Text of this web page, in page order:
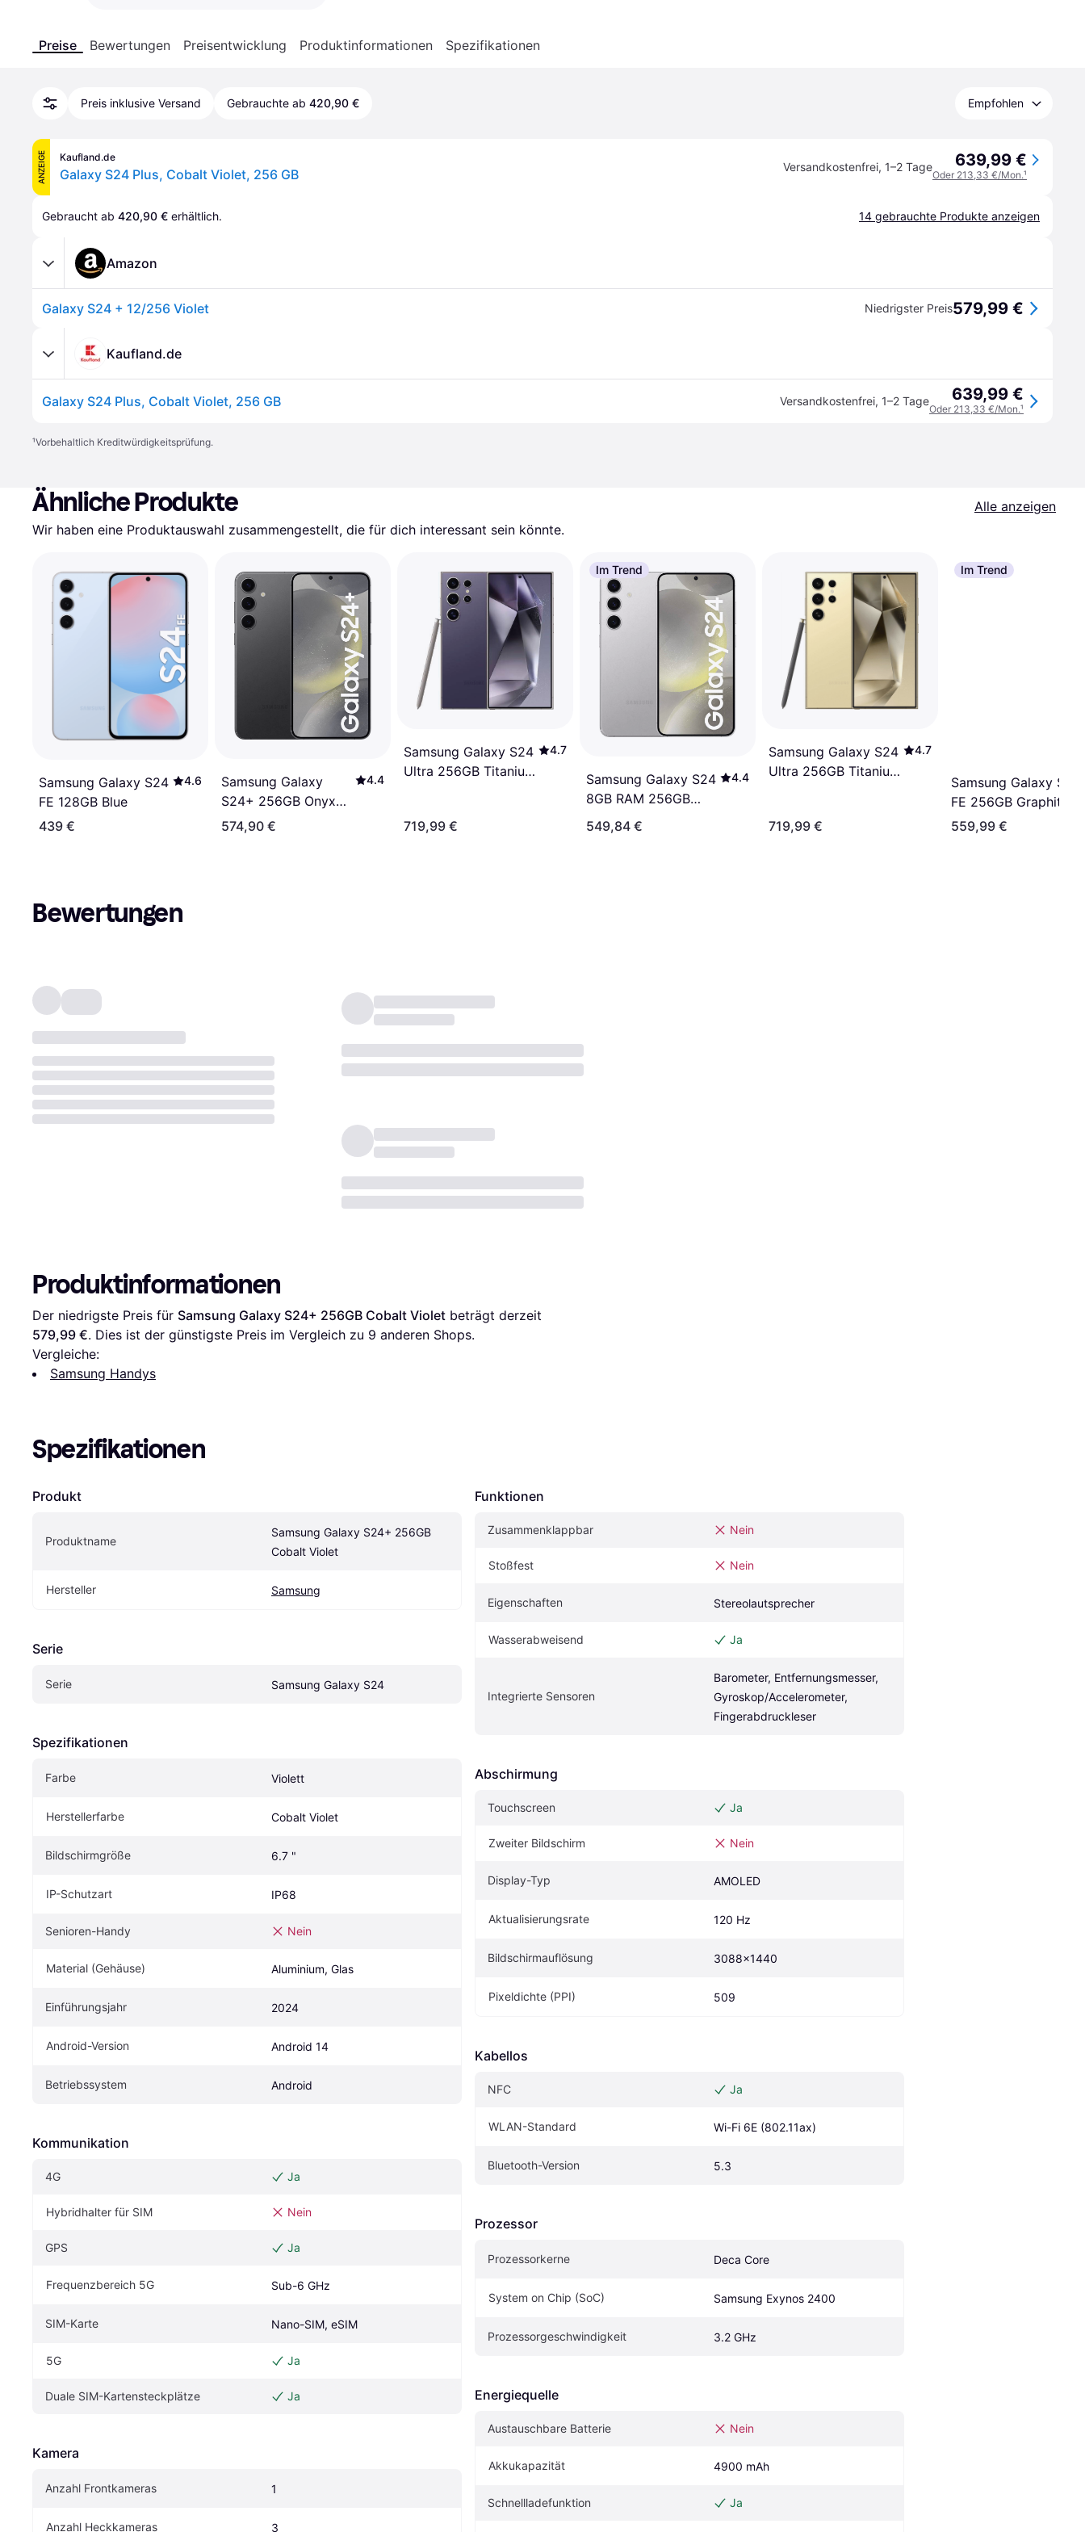
Preise Bewertungen Preisentwicklung Produktinformationen Spezifikationen
Preis inklusive Versand Gebrauchte ab 420,90 € Empfohlen
ANZEIGE Kaufland.de
Galaxy S24 Plus, Cobalt Violet, 256 GB Versandkostenfrei, 1–2 Tage 639,99 €
Oder 213,33 €/Mon.¹
Gebraucht ab 420,90 € erhältlich. 14 gebrauchte Produkte anzeigen
Amazon
Galaxy S24 + 12/256 Violet Niedrigster Preis579,99 €
Kaufland.de
Galaxy S24 Plus, Cobalt Violet, 256 GB Versandkostenfrei, 1–2 Tage 639,99 €
Oder 213,33 €/Mon.¹
¹Vorbehaltlich Kreditwürdigkeitsprüfung.
Ähnliche Produkte
Alle anzeigen
Wir haben eine Produktauswahl zusammengestellt, die für dich interessant sein könnte.
Samsung Galaxy S24
FE 128GB Blue
4.6
439 €
Samsung Galaxy
S24+ 256GB Onyx
Black
4.4
574,90 €
Samsung Galaxy S24
Ultra 256GB Titanium
4.7
719,99 €
Im Trend
Samsung Galaxy S24
8GB RAM 256GB
Marble Grey
4.4
549,84 €
Samsung Galaxy S24
Ultra 256GB Titanium
4.7
719,99 €
Im Trend
Samsung Galaxy S24
FE 256GB Graphite
559,99 €
Bewertungen
Produktinformationen
Der niedrigste Preis für Samsung Galaxy S24+ 256GB Cobalt Violet
579,99 €. Dies ist der günstigste Preis im Vergleich zu 9 anderen Shops.
Vergleiche:
Samsung Handys
Spezifikationen
Produkt
Produktname
Samsung Galaxy S24+ 256GB
Cobalt Violet
Hersteller Samsung
Serie
Serie Samsung Galaxy S24
Spezifikationen
Farbe Violett
Herstellerfarbe Cobalt Violet
Bildschirmgröße 6.7 "
IP-Schutzart IP68
Senioren-Handy Nein
Material (Gehäuse) Aluminium, Glas
Einführungsjahr 2024
Android-Version Android 14
Betriebssystem Android
Kommunikation
4G Ja
Hybridhalter für SIM Nein
GPS Ja
Frequenzbereich 5G Sub-6 GHz
SIM-Karte Nano-SIM, eSIM
5G Ja
Duale SIM-Kartensteckplätze Ja
Kamera
Anzahl Frontkameras 1
Anzahl Heckkameras 3
Funktionen
Zusammenklappbar Nein
Stoßfest Nein
Eigenschaften Stereolautsprecher
Wasserabweisend Ja
Integrierte Sensoren
Barometer, Entfernungsmesser,
Gyroskop/Accelerometer,
Fingerabdruckleser
Abschirmung
Touchscreen Ja
Zweiter Bildschirm Nein
Display-Typ AMOLED
Aktualisierungsrate 120 Hz
Bildschirmauflösung 3088x1440
Pixeldichte (PPI) 509
Kabellos
NFC Ja
WLAN-Standard Wi-Fi 6E (802.11ax)
Bluetooth-Version 5.3
Prozessor
Prozessorkerne Deca Core
System on Chip (SoC) Samsung Exynos 2400
Prozessorgeschwindigkeit 3.2 GHz
Energiequelle
Austauschbare Batterie Nein
Akkukapazität 4900 mAh
Schnellladefunktion Ja